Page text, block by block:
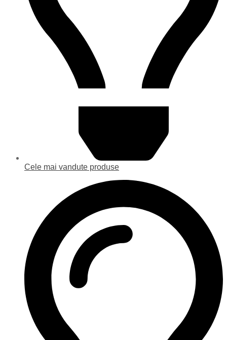
Cele mai vandute produse